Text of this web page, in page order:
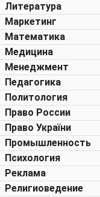
Литература
Маркетинг
Математика
Медицина
Менеджмент
Педагогика
Политология
Право России
Право України
Промышленность
Психология
Реклама
Религиоведение